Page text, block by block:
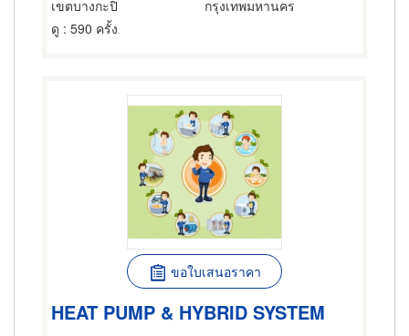
เขตบางกะปิ
กรุงเทพมหานคร
ดู : 590 ครั้ง
ขอใบเสนอราคา
HEAT PUMP & HYBRID SYSTEM